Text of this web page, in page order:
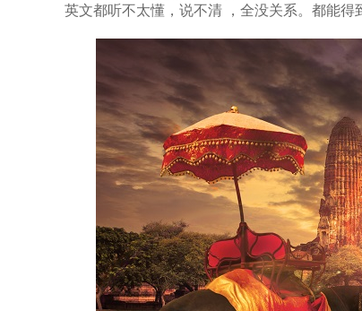
英文都听不太懂，说不清 ，全没关系。都能得